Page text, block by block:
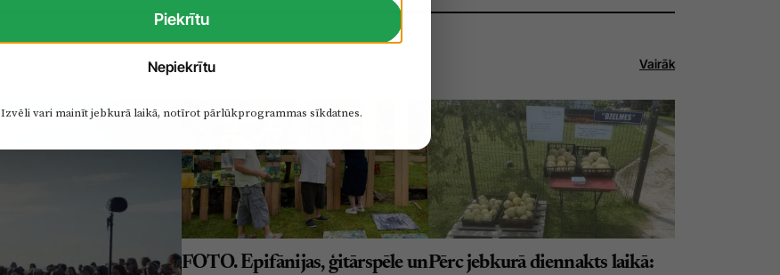
Vairāk
FOTO. Epifānijas, ģitārspēle unPērc jebkurā diennakts laikā:
Piekrītu
Nepiekrītu
Izvēli vari mainīt jebkurā laikā, notīrot pārlūkprogrammas sīkdatnes.